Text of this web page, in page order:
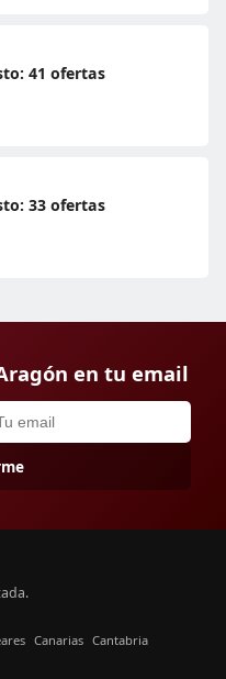
41 ofertas
33 ofertas
en tu email
Canarias Cantabria